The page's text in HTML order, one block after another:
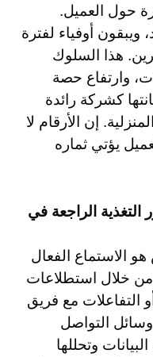
حول العميل.
ويبقون أوفياء لفترة
هذا السلوك
وارتفاع حصة
كشركة رائدة
إن الأرقام لا
يؤتي ثماره
الراجعة في
الاستماع الفعال
خلال استطلاعات
التفاعلات مع فريق
التواصل
وتحللها